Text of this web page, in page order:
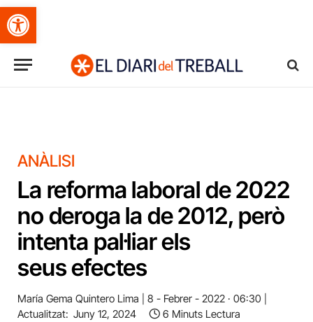
Obre la barra d'eines
ANÀLISI
La reforma laboral de 2022
no deroga la de 2012, però
intenta pal·liar els
seus efectes
María Gema Quintero Lima
8 - Febrer - 2022 · 06:30
Actualitzat: Juny 12, 2024 6 Minuts Lectura